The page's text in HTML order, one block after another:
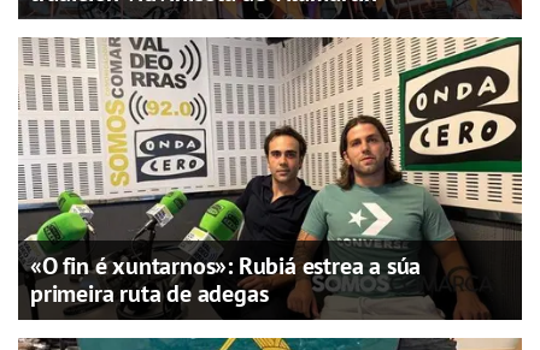
«O fin é xuntarnos»: Rubiá estrea a súa
primeira ruta de adegas